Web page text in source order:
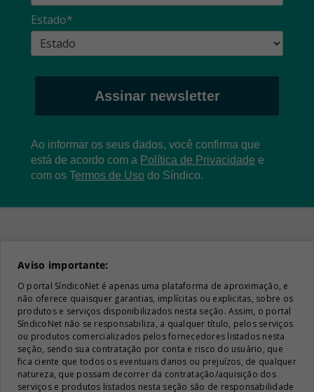
Estado*
Assinar newsletter
Ao informar os seus dados, você confirma que
está de acordo com a Política de Privacidade e
com os Termos de Uso do Síndico.
Aviso importante:
O portal SíndicoNet é apenas uma plataforma de aproximação, e
não oferece quaisquer garantias, implícitas ou explicitas, sobre os
produtos e serviços disponibilizados nesta seção. Assim, o portal
SíndicoNet não se responsabiliza, a qualquer título, pelos serviços
ou produtos comercializados pelos fornecedores listados nesta
seção, sendo sua contratação por conta e risco do usuário, que
fica ciente que todos os eventuais danos ou prejuízos, de qualquer
natureza, que possam decorrer da contratação/aquisição dos
serviços e produtos listados nesta seção são de responsabilidade